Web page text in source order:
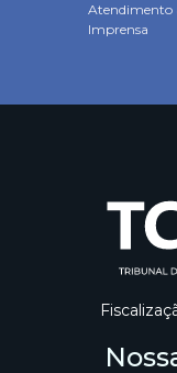
Atendimento
Imprensa